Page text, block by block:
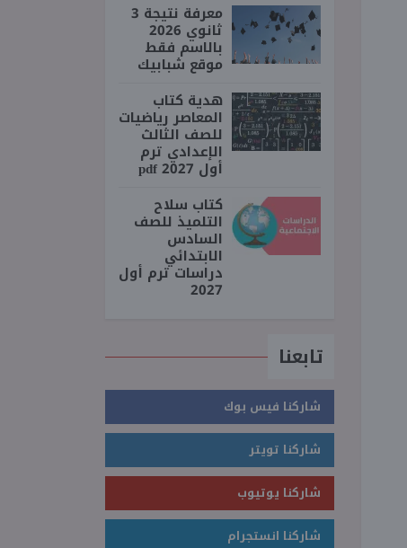
معرفة نتيجة 3
ثانوي 2026
بالاسم فقط
موقع شبابيك
هدية كتاب
المعاصر رياضيات
للصف الثالث
الإعدادي ترم
أول 2027 pdf
كتاب سلاح
التلميذ للصف
السادس
الابتدائي
دراسات ترم أول
2027
تابعنا
شاركنا فيس بوك
شاركنا تويتر
شاركنا يوتيوب
شاركنا انستجرام